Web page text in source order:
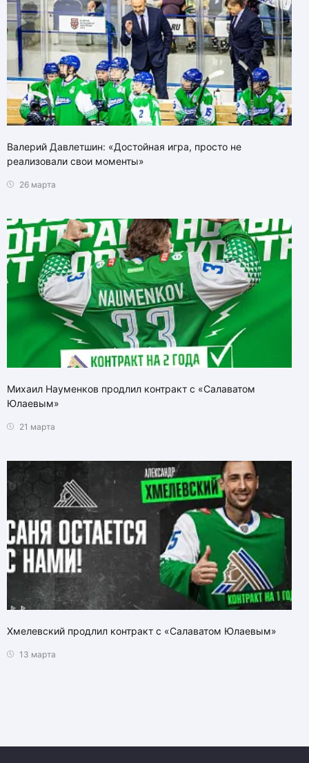
Валерий Давлетшин: «Достойная игра, просто не
реализовали свои моменты»
26 марта
Михаил Науменков продлил контракт с «Салаватом
Юлаевым»
21 марта
Хмелевский продлил контракт с «Салаватом Юлаевым»
13 марта